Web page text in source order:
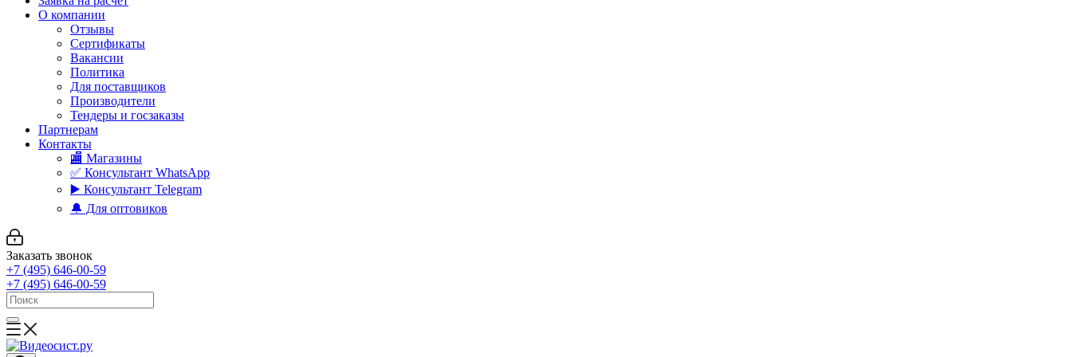
О компании
Отзывы
Сертификаты
Вакансии
Политика
Для поставщиков
Производители
Тендеры и госзаказы
Партнерам
Контакты
🏬 Магазины
✅️ Консультант WhatsApp
▶️ Консультант Telegram
🔔 Для оптовиков
Заказать звонок
+7 (495) 646-00-59
+7 (495) 646-00-59